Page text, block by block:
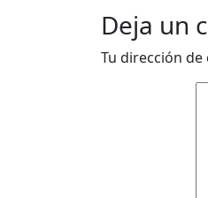
Deja un
Tu dirección